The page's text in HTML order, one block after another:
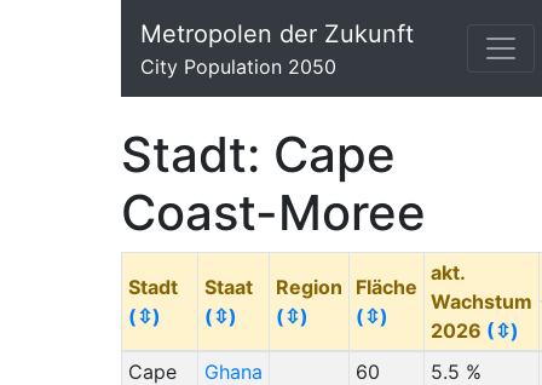
Metropolen der Zukunft
City Population 2050
Stadt: Cape
Coast-Moree
Stadt
(⇳)
Staat
(⇳)
Region
(⇳)
Fläche
(⇳)
akt.
Wachstum
2026 (⇳)
Cape
Ghana
60
5.5 %